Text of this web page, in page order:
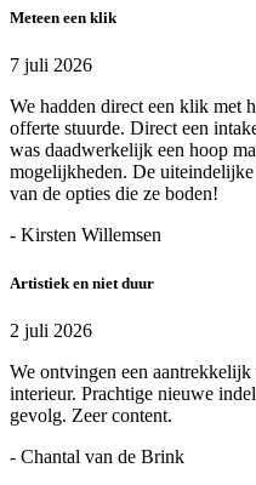
Meteen een klik
7 juli 2026
We hadden direct een klik met
offerte stuurde. Direct een
was daadwerkelijk een hoop
mogelijkheden. De
van de opties die ze boden!
- Kirsten Willemsen
Artistiek en niet duur
2 juli 2026
We ontvingen een
interieur. Prachtige nieuwe
gevolg. Zeer content.
- Chantal van de Brink